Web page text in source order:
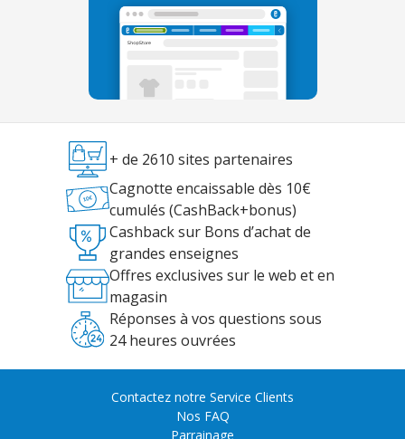
+ de 2610 sites partenaires
Cagnotte encaissable dès 10€
cumulés (CashBack+bonus)
Cashback sur Bons d’achat de
grandes enseignes
Offres exclusives sur le web et en
magasin
Réponses à vos questions sous
24 heures ouvrées
Contactez notre Service Clients
Nos FAQ
Parrainage